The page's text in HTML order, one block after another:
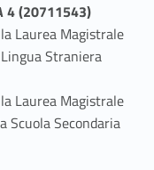
4 (20711543)
Laurea Magistrale
Straniera
Laurea Magistrale
Scuola Secondaria